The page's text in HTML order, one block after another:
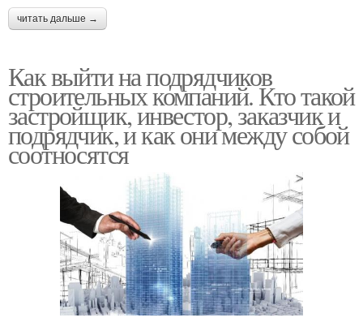
читать дальше →
Как выйти на подрядчиков
строительных компаний. Кто такой
застройщик, инвестор, заказчик и
подрядчик, и как они между собой
соотносятся